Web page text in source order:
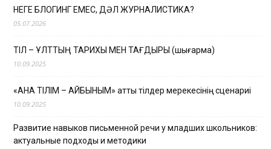
НЕГЕ БЛОГИНГ ЕМЕС, ДӘЛ ЖУРНАЛИСТИКА?
05.07.2026
ТІЛ – ҰЛТТЫҢ ТАРИХЫ МЕН ТАҒДЫРЫ (шығарма)
10.09.2025
«АНА ТІЛІМ – АЙБЫНЫМ» атты тілдер мерекесінің сценариі
10.09.2025
Развитие навыков письменной речи у младших школьников:
актуальные подходы и методики